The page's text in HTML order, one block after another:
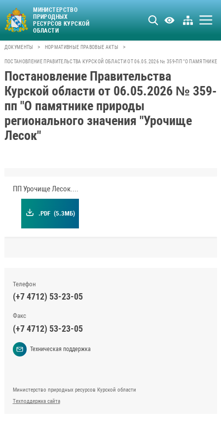
МИНИСТЕРСТВО
ПРИРОДНЫХ
РЕСУРСОВ КУРСКОЙ
ОБЛАСТИ
ДОКУМЕНТЫ > НОРМАТИВНЫЕ ПРАВОВЫЕ АКТЫ >
ПОСТАНОВЛЕНИЕ ПРАВИТЕЛЬСТВА КУРСКОЙ ОБЛАСТИ ОТ 06.05.2026 № 359-ПП "О
Постановление Правительства
Курской области от 06.05.2026 № 359-
пп "О памятнике природы
регионального значения "Урочище
Лесок"
ПП Урочище Лесок.pdf
.PDF (5.3МБ)
Телефон
(+7 4712) 53-23-05
Факс
(+7 4712) 53-23-05
Техническая поддержка
Министерство природных ресурсов Курской области
Техподдержка сайта